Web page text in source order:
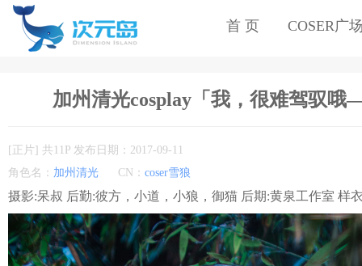
首 页 COSER广
加州清光cosplay「我，很难驾驭
[正片] 共11P 发布日期：2017-09-11
角色名： 加州清光 CN： coser雪狼
摄影:呆叔 后勤:彼方，小道，小狼，御猫 后期:黄泉工作室 样